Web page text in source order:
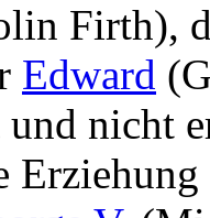
Firth),
Edward
nicht